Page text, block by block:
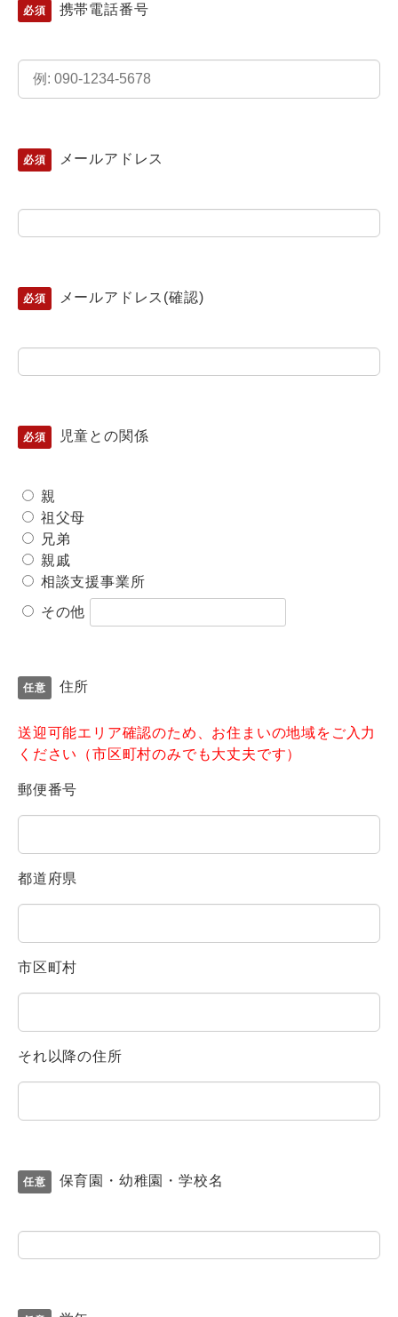
携帯電話番号
メールアドレス
メールアドレス(確認)
児童との関係
親
祖父母
兄弟
親戚
相談支援事業所
その他
住所
送迎可能エリア確認のため、お住まいの地域をご入力
ください（市区町村のみでも大丈夫です）
郵便番号
都道府県
市区町村
それ以降の住所
保育園・幼稚園・学校名